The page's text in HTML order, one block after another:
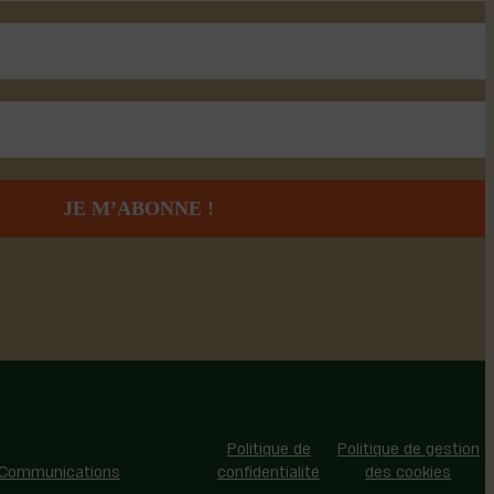
Politique de
confidentialité
Politique de gestion
des cookies